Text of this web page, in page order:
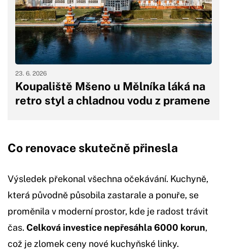
Koupaliště Mšeno u Mělníka láká na
retro styl a chladnou vodu z pramene
23. 6. 2026
Co renovace skutečně přinesla
Výsledek překonal všechna očekávání. Kuchyně,
která původně působila zastarale a ponuře, se
proměnila v moderní prostor, kde je radost trávit
čas. Celková investice nepřesáhla 6000 korun,
což je zlomek ceny nové kuchyňské linky.